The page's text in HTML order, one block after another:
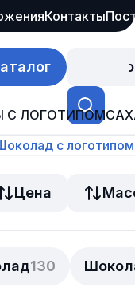
Контакты
С ЛОГОТИПОМ
130
с логотипом
Цена